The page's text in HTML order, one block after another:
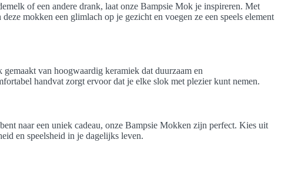
of een andere drank, laat onze Bampsie Mok je inspireren. Met
mokken een glimlach op je gezicht en voegen ze een speels element
van hoogwaardig keramiek dat duurzaam en
handvat zorgt ervoor dat je elke slok met plezier kunt nemen.
naar een uniek cadeau, onze Bampsie Mokken zijn perfect. Kies uit
en speelsheid in je dagelijks leven.